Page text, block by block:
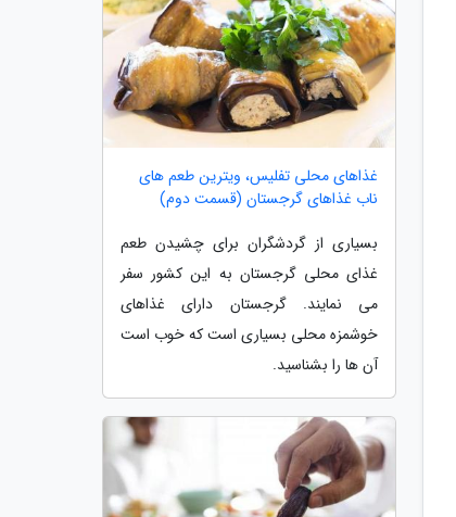
غذاهای محلی تفلیس، ویترین طعم های
ناب غذاهای گرجستان (قسمت دوم)
بسیاری از گردشگران برای چشیدن طعم
غذای محلی گرجستان به این کشور سفر
می نمایند. گرجستان دارای غذاهای
خوشمزه محلی بسیاری است که خوب است
آن ها را بشناسید.